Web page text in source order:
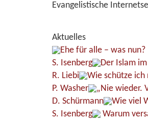
Evangelistische
Aktuelles
Ehe für alle – was nun?
S. Isenberg
Der Islam
R. Liebi
Wie schütze ich
P. Washer
„Nie wieder.
D. Schürmann
Wie viel
S. Isenberg
Warum